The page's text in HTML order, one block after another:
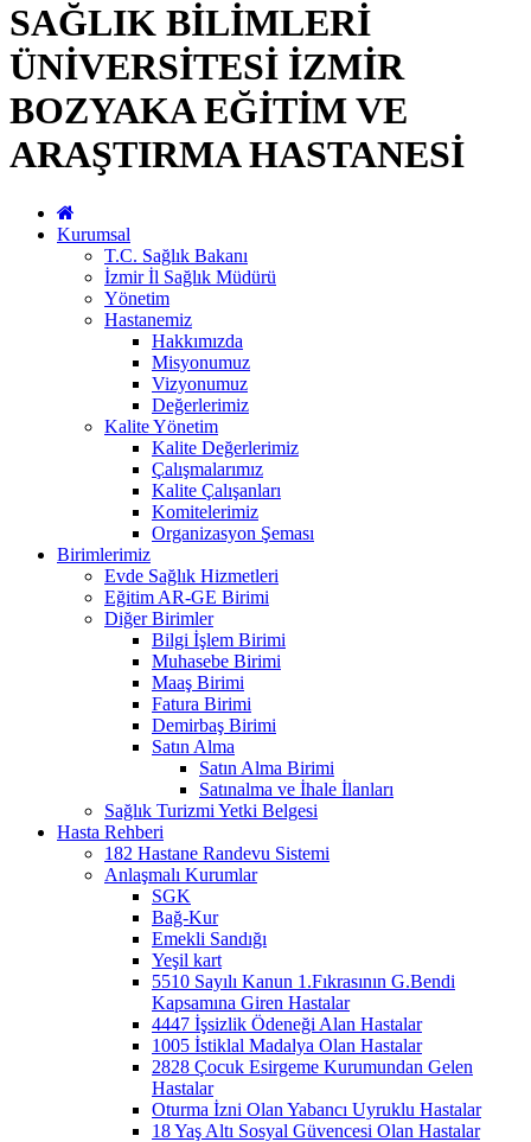
SAĞLIK BİLİMLERİ
ÜNİVERSİTESİ İZMİR
BOZYAKA EĞİTİM VE
ARAŞTIRMA HASTANESİ
Kurumsal
T.C. Sağlık Bakanı
İzmir İl Sağlık Müdürü
Yönetim
Hastanemiz
Hakkımızda
Misyonumuz
Vizyonumuz
Değerlerimiz
Kalite Yönetim
Kalite Değerlerimiz
Çalışmalarımız
Kalite Çalışanları
Komitelerimiz
Organizasyon Şeması
Birimlerimiz
Evde Sağlık Hizmetleri
Eğitim AR-GE Birimi
Diğer Birimler
Bilgi İşlem Birimi
Muhasebe Birimi
Maaş Birimi
Fatura Birimi
Demirbaş Birimi
Satın Alma
Satın Alma Birimi
Satınalma ve İhale İlanları
Sağlık Turizmi Yetki Belgesi
Hasta Rehberi
182 Hastane Randevu Sistemi
Anlaşmalı Kurumlar
SGK
Bağ-Kur
Emekli Sandığı
Yeşil kart
5510 Sayılı Kanun 1.Fıkrasının G.Bendi
Kapsamına Giren Hastalar
4447 İşsizlik Ödeneği Alan Hastalar
1005 İstiklal Madalya Olan Hastalar
2828 Çocuk Esirgeme Kurumundan Gelen
Hastalar
Oturma İzni Olan Yabancı Uyruklu Hastalar
18 Yaş Altı Sosyal Güvencesi Olan Hastalar